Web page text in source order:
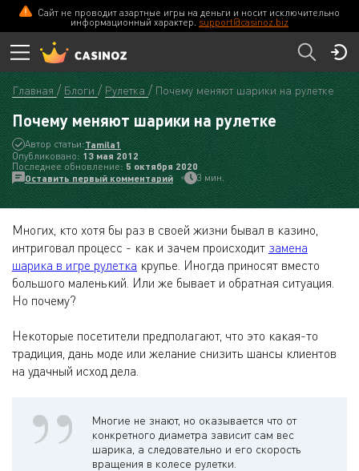
Сайт не проводит азартные игры на деньги и носит исключительно
информационный характер. support@casinoz.biz
Главная Блоги Рулетка Почему меняют шарики на рулетке
Почему меняют шарики на рулетке
Автор статьи:Tamila1
Опубликовано:13 мая 2012
Последнее обновление:5 октября 2020
Оставить первый комментарий
3 мин.
Многих, кто хотя бы раз в своей жизни бывал в казино,
интриговал процесс - как и зачем происходит замена
шарика в игре рулетка крупье. Иногда приносят вместо
большого маленький. Или же бывает и обратная ситуация.
Но почему?
Некоторые посетители предполагают, что это какая-то
традиция, дань моде или желание снизить шансы клиентов
на удачный исход дела.
Многие не знают, но оказывается что от
конкретного диаметра зависит сам вес
шарика, а следовательно и его скорость
вращения в колесе рулетки.